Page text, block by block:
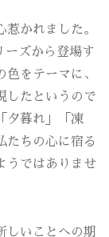
かれました。
ーズから登場す
をテーマに、
したというので
夕暮れ」「凍
ちの心に宿る
うではありませ
しいことへの期